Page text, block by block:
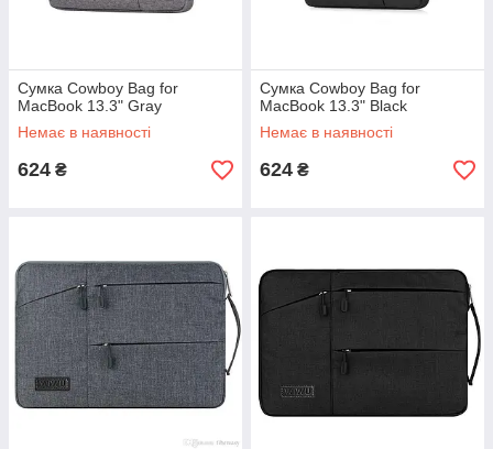
Сумка Cowboy Bag for
MacBook 13.3" Gray
Немає в наявності
624 ₴
Сумка Cowboy Bag for
MacBook 13.3" Black
Немає в наявності
624 ₴